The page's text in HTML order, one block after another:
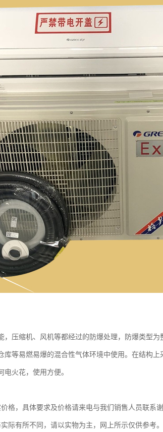
，压缩机、风机等都经过的防爆处理，防爆类型
库等易燃易爆的混合性气体环境中使用。在结构
火花，使用方便。
格，具体要求及价格请来电与我们销售人员联系
际有所不同，请以实物为主，网上所示仅供参考。